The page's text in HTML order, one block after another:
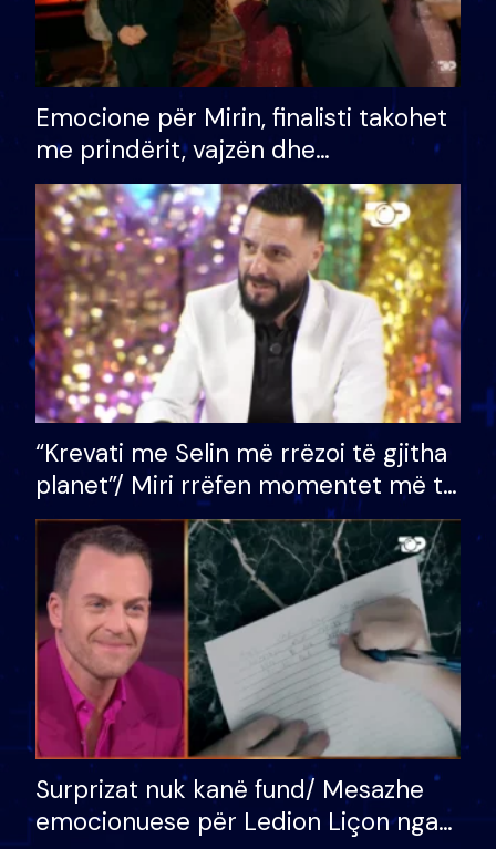
Emocione për Mirin, finalisti takohet
me prindërit, vajzën dhe
bashkëshorten: S’kemi ndonjë letër
divorci apo jo?
“Krevati me Selin më rrëzoi të gjitha
planet”/ Miri rrëfen momentet më të
bukura në shtëpinë e BB VIP: Do më
mungojë zilja e mëngjesit kur…
Surprizat nuk kanë fund/ Mesazhe
emocionuese për Ledion Liçon nga